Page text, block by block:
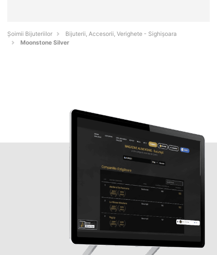
Şoimii Bijuteriilor
Bijuterii, Accesorii, Verighete - Sighişoara
Moonstone Silver